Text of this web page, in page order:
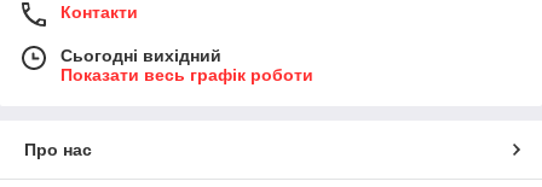
Контакти
Сьогодні вихідний
Показати весь графік роботи
Про нас